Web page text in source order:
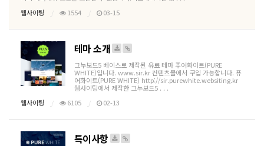
웹사이팅
1554 03-15
테마 소개
그누보드5 베이스로 제작된 유료 테마 퓨어화이트(PURE
WHITE)입니다. www.sir.kr 컨텐츠몰에서 구입 가능합니다. 퓨
어화이트(PURE WHITE) http://sir.purewhite.websiting.kr
웹사이팅에서 제작한 그누보드5 . . .
웹사이팅
6105 02-13
특이사항